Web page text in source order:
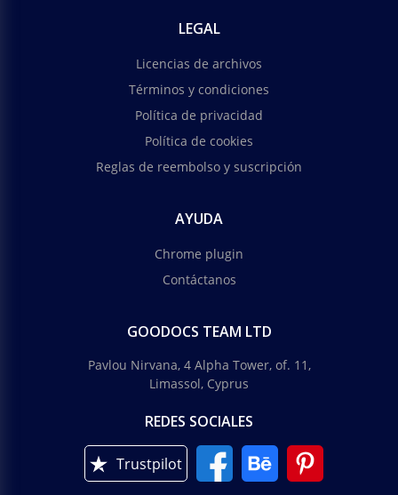
LEGAL
Licencias de archivos
Términos y condiciones
Política de privacidad
Política de cookies
Reglas de reembolso y suscripción
AYUDA
Chrome plugin
Contáctanos
GOODOCS TEAM LTD
Pavlou Nirvana, 4 Alpha Tower, of. 11,
Limassol, Cyprus
REDES SOCIALES
Trustpilot